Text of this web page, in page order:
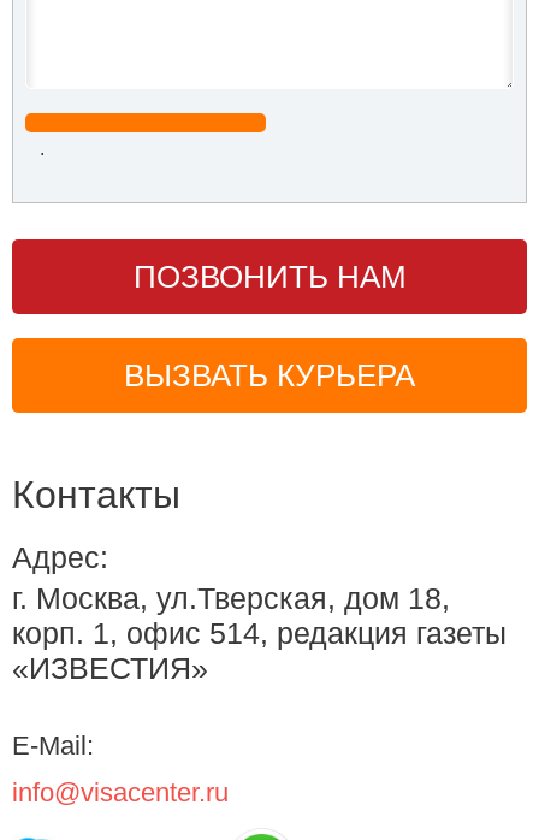
.
ПОЗВОНИТЬ НАМ
ВЫЗВАТЬ КУРЬЕРА
Контакты
Адрес:
г. Москва, ул.Тверская, дом 18,
корп. 1, офис 514, редакция газеты
«ИЗВЕСТИЯ»
E-Mail:
info@visacenter.ru